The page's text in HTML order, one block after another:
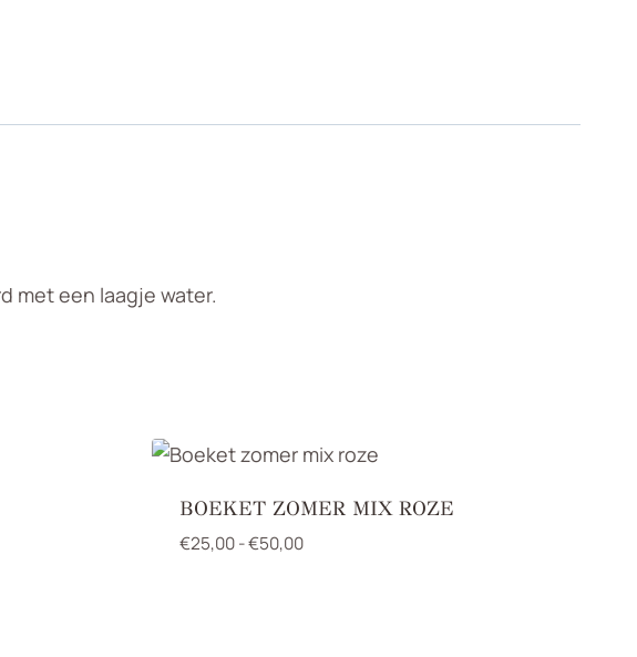
met een laagje water.
BOEKET ZOMER MIX ROZE
€25,00 -€50,00Prijsklasse: